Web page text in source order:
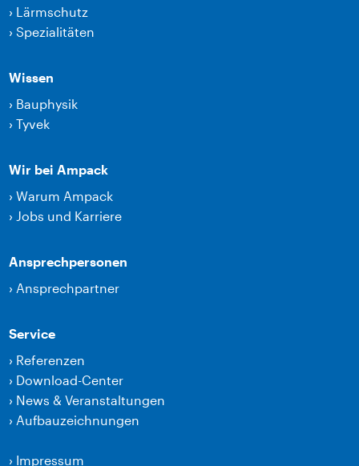
› Lärmschutz
›Spezialitäten
Wissen
› Bauphysik
›Tyvek
Wir bei Ampack
›Warum Ampack
›Jobs und Karriere
Ansprechpersonen
› Ansprechpartner
Service
› Referenzen
› Download-Center
› News & Veranstaltungen
› Aufbauzeichnungen
› Impressum